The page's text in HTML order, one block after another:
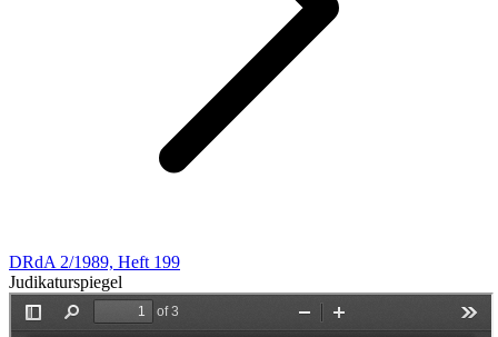
DRdA 2/1989, Heft 199
Judikaturspiegel